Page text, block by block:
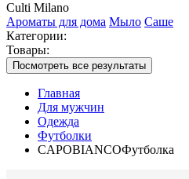
Culti Milano
Ароматы для дома Мыло Саше
Категории:
Товары:
Посмотреть все результаты
Главная
Для мужчин
Одежда
Футболки
CAPOBIANCOФутболка